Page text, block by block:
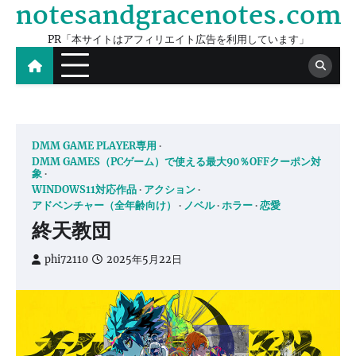
Skip
content
notesandgracenotes.com
PR「本サイトはアフィリエイト広告を利用しています」
DMM GAME PLAYER専用
DMM GAMES（PCゲーム）で使える最大90％OFFクーポン対
象
WINDOWS11対応作品
アクション
アドベンチャー（全年齢向け）
ノベル ホラー 恋愛
終天教団
phi72110 2025年5月22日